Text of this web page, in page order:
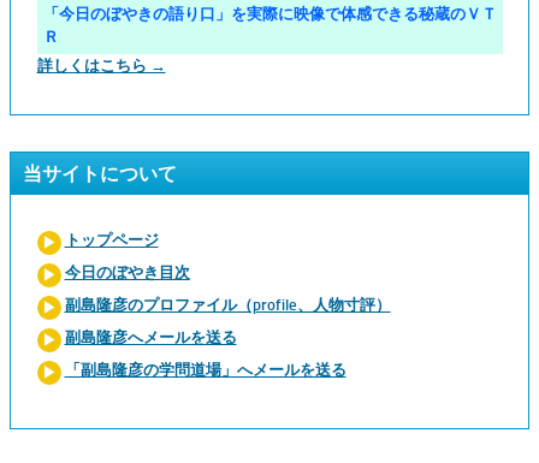
「今日のぼやきの語り口」を実際に映像で体感できる秘蔵のＶＴ
Ｒ
詳しくはこちら →
当サイトについて
トップページ
今日のぼやき目次
副島隆彦のプロファイル（profile、人物寸評）
副島隆彦へメールを送る
「副島隆彦の学問道場」へメールを送る